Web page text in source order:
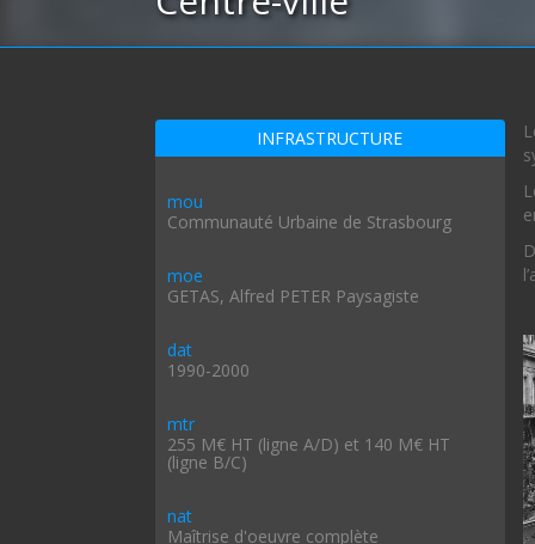
INFRASTRUCTURE
mou
Communauté Urbaine de Strasbourg
moe
GETAS, Alfred PETER Paysagiste
dat
1990-2000
mtr
255 M€ HT (ligne A/D) et 140 M€ HT
(ligne B/C)
nat
Maîtrise d'oeuvre complète